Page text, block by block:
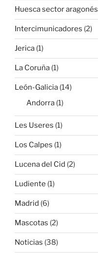
Huesca sector aragonés
Intercimunicadores (2)
Jerica (1)
La Coruña (1)
León-Galicia (14)
Andorra (1)
Les Useres (1)
Los Calpes (1)
Lucena del Cid (2)
Ludiente (1)
Madrid (6)
Mascotas (2)
Noticias (38)